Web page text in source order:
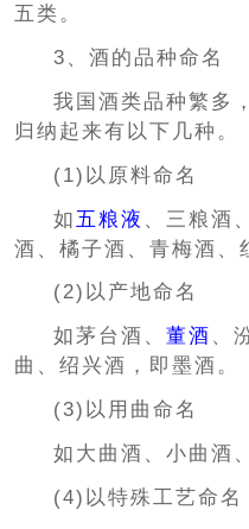
五类。
3、酒的品种命名
我国酒类品种繁多
归纳起来有以下几种。
(1)以原料命名
如 五粮液
、三粮酒
酒、橘子酒、青梅酒、
(2)以产地命名
如茅台酒、董酒 、
曲、绍兴酒，即墨酒。
(3)以用曲命名
如大曲酒、小曲酒
(4)以特殊工艺命名